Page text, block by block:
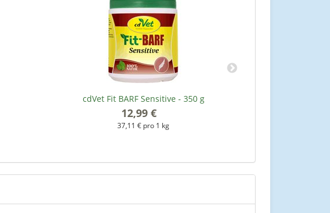
cdVet Fit BARF Sensitive - 350 g
12,99 €
37,11 € pro 1 kg